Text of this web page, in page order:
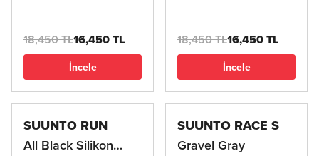
18,450 TL16,450 TL
İncele
18,450 TL16,450 TL
İncele
SUUNTO RUN
All Black Silikon
SUUNTO RACE S
Gravel Gray